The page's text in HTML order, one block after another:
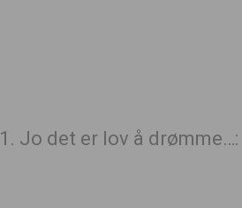
1. Jo det er lov å drømme…: